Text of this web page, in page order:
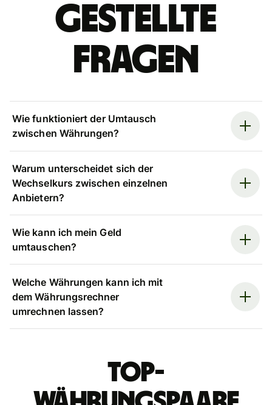
gestellte
Fragen
Wie funktioniert der Umtausch
zwischen Währungen?
Warum unterscheidet sich der
Wechselkurs zwischen einzelnen
Anbietern?
Wie kann ich mein Geld
umtauschen?
Welche Währungen kann ich mit
dem Währungsrechner
umrechnen lassen?
Top-